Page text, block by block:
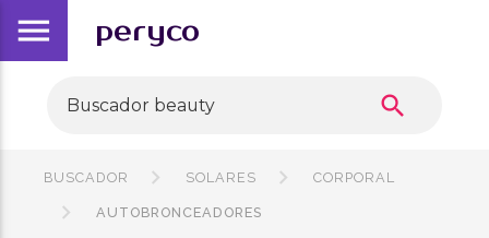
menu peryco
search
BUSCADOR SOLARES CORPORAL
AUTOBRONCEADORES